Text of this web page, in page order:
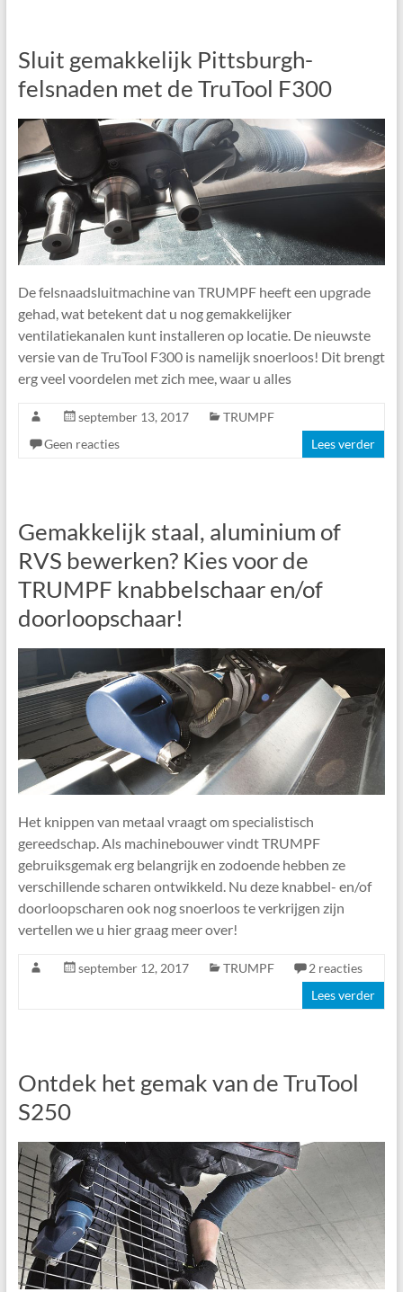
Sluit gemakkelijk Pittsburgh-
felsnaden met de TruTool F300
De felsnaadsluitmachine van TRUMPF heeft een upgrade
gehad, wat betekent dat u nog gemakkelijker
ventilatiekanalen kunt installeren op locatie. De nieuwste
versie van de TruTool F300 is namelijk snoerloos! Dit brengt
erg veel voordelen met zich mee, waar u alles
september 13, 2017
TRUMPF
Geen reacties
Lees verder
Gemakkelijk staal, aluminium of
RVS bewerken? Kies voor de
TRUMPF knabbelschaar en/of
doorloopschaar!
Het knippen van metaal vraagt om specialistisch
gereedschap. Als machinebouwer vindt TRUMPF
gebruiksgemak erg belangrijk en zodoende hebben ze
verschillende scharen ontwikkeld. Nu deze knabbel- en/of
doorloopscharen ook nog snoerloos te verkrijgen zijn
vertellen we u hier graag meer over!
september 12, 2017 TRUMPF
2 reacties
Lees verder
Ontdek het gemak van de TruTool
S250